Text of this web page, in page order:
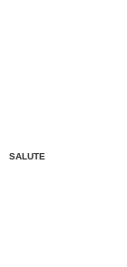
SALUTE